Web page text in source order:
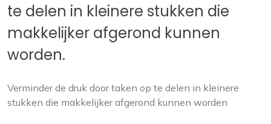
te delen in kleinere stukken die
makkelijker afgerond kunnen
worden.
Verminder de druk door taken op te delen in kleinere
stukken die makkelijker afgerond kunnen worden